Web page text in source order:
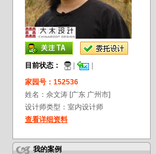
目前状态：
家园号：152536
姓名：佘文涛[广东 广州市]
设计师类型：室内设计师
查看详细资料
我的案例